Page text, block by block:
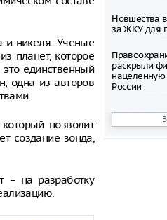
и никеля. Ученые
планет, которое
единственный
одна из авторов
позволит
создание зонда,
– на разработку
Новшества
за ЖКУ для
раскрыли
нацеленную
России
Северные